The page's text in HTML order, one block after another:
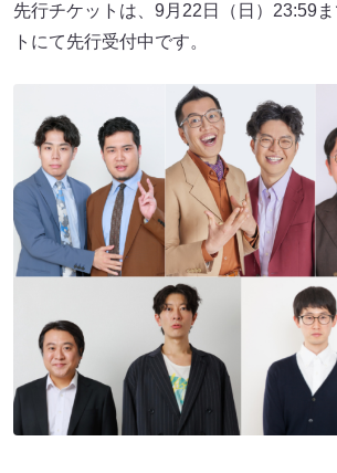
先行チケットは、9月22日（日）23:59
トにて先行受付中です。